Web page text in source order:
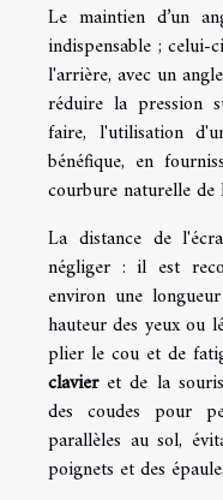
Le maintien d’un
indispensable ;
l'arrière, avec un
réduire la pression
faire, l'utilisation
bénéfique, en
courbure naturelle de
La distance de
négliger : il est
environ une
hauteur des yeux ou
plier le cou et de
clavieret de la
des coudes pour
parallèles au sol,
poignets et des